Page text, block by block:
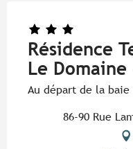
Résidence
Le
Au départ de la baie
86-90 Rue